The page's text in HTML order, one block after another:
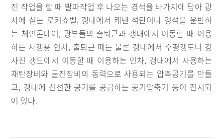
진 작업을 할 때 발파작업 후 나오는 경석을 바가지에 담아 광
차에 싣는 로커쇼벨, 갱내에서 캐낸 석탄이나 경석을 운반하
는 체인콘베어, 광부들의 출퇴근과 갱내에서 이동할 때 이용
하는 사갱용 인차, 출퇴근 때는 물론 갱내에서 수평갱도나 경
사진 갱도에서 이동할 때 이용하는 인차, 갱내에서 사용하는
채탄장비와 굴진장비의 동력으로 사용되는 압축공기를 만들
고, 갱내에 신선한 공기를 공급하는 공기압축기 등이 전시되
어 있다.